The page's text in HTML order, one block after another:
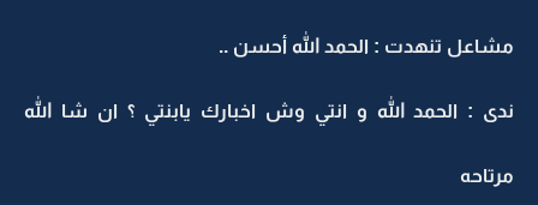
مشاعل تنهدت : الحمد الله أحسن ..
ندى : الحمد الله و انتي وش اخبارك يابنتي ؟ ان شا الله
مرتاحه